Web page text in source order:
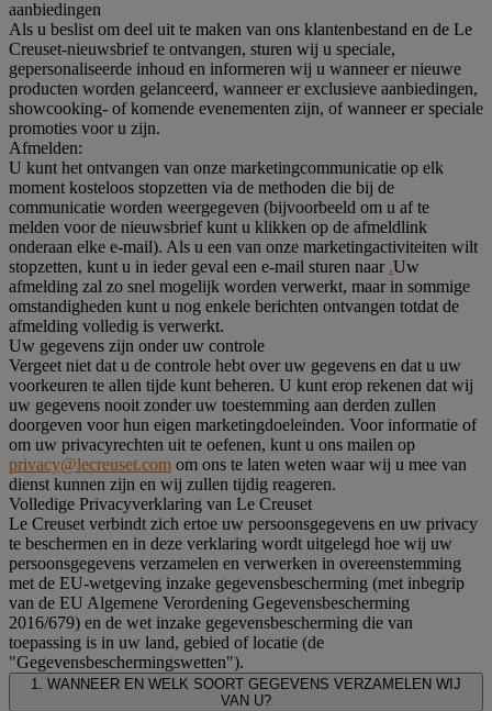
aanbiedingen
Als u beslist om deel uit te maken van ons klantenbestand en de Le
Creuset-nieuwsbrief te ontvangen, sturen wij u speciale,
gepersonaliseerde inhoud en informeren wij u wanneer er nieuwe
producten worden gelanceerd, wanneer er exclusieve aanbiedingen,
showcooking- of komende evenementen zijn, of wanneer er speciale
promoties voor u zijn.
Afmelden:
U kunt het ontvangen van onze marketingcommunicatie op elk
moment kosteloos stopzetten via de methoden die bij de
communicatie worden weergegeven (bijvoorbeeld om u af te
melden voor de nieuwsbrief kunt u klikken op de afmeldlink
onderaan elke e-mail). Als u een van onze marketingactiviteiten wilt
stopzetten, kunt u in ieder geval een e-mail sturen naar .Uw
afmelding zal zo snel mogelijk worden verwerkt, maar in sommige
omstandigheden kunt u nog enkele berichten ontvangen totdat de
afmelding volledig is verwerkt.
Uw gegevens zijn onder uw controle
Vergeet niet dat u de controle hebt over uw gegevens en dat u uw
voorkeuren te allen tijde kunt beheren. U kunt erop rekenen dat wij
uw gegevens nooit zonder uw toestemming aan derden zullen
doorgeven voor hun eigen marketingdoeleinden. Voor informatie of
om uw privacyrechten uit te oefenen, kunt u ons mailen op
privacy@lecreuset.com om ons te laten weten waar wij u mee van
dienst kunnen zijn en wij zullen tijdig reageren.
Volledige Privacyverklaring van Le Creuset
Le Creuset verbindt zich ertoe uw persoonsgegevens en uw privacy
te beschermen en in deze verklaring wordt uitgelegd hoe wij uw
persoonsgegevens verzamelen en verwerken in overeenstemming
met de EU-wetgeving inzake gegevensbescherming (met inbegrip
van de EU Algemene Verordening Gegevensbescherming
2016/679) en de wet inzake gegevensbescherming die van
toepassing is in uw land, gebied of locatie (de
"Gegevensbeschermingswetten").
1. WANNEER EN WELK SOORT GEGEVENS VERZAMELEN WIJ
VAN U?